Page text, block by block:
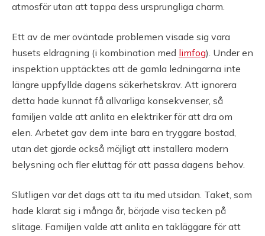
atmosfär utan att tappa dess ursprungliga charm.
Ett av de mer oväntade problemen visade sig vara
husets eldragning (i kombination med limfog). Under en
inspektion upptäcktes att de gamla ledningarna inte
längre uppfyllde dagens säkerhetskrav. Att ignorera
detta hade kunnat få allvarliga konsekvenser, så
familjen valde att anlita en elektriker för att dra om
elen. Arbetet gav dem inte bara en tryggare bostad,
utan det gjorde också möjligt att installera modern
belysning och fler eluttag för att passa dagens behov.
Slutligen var det dags att ta itu med utsidan. Taket, som
hade klarat sig i många år, började visa tecken på
slitage. Familjen valde att anlita en takläggare för att